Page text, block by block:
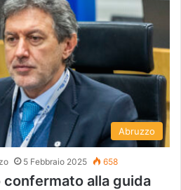
Abruzzo
5 Febbraio 2025 658
confermato alla guida